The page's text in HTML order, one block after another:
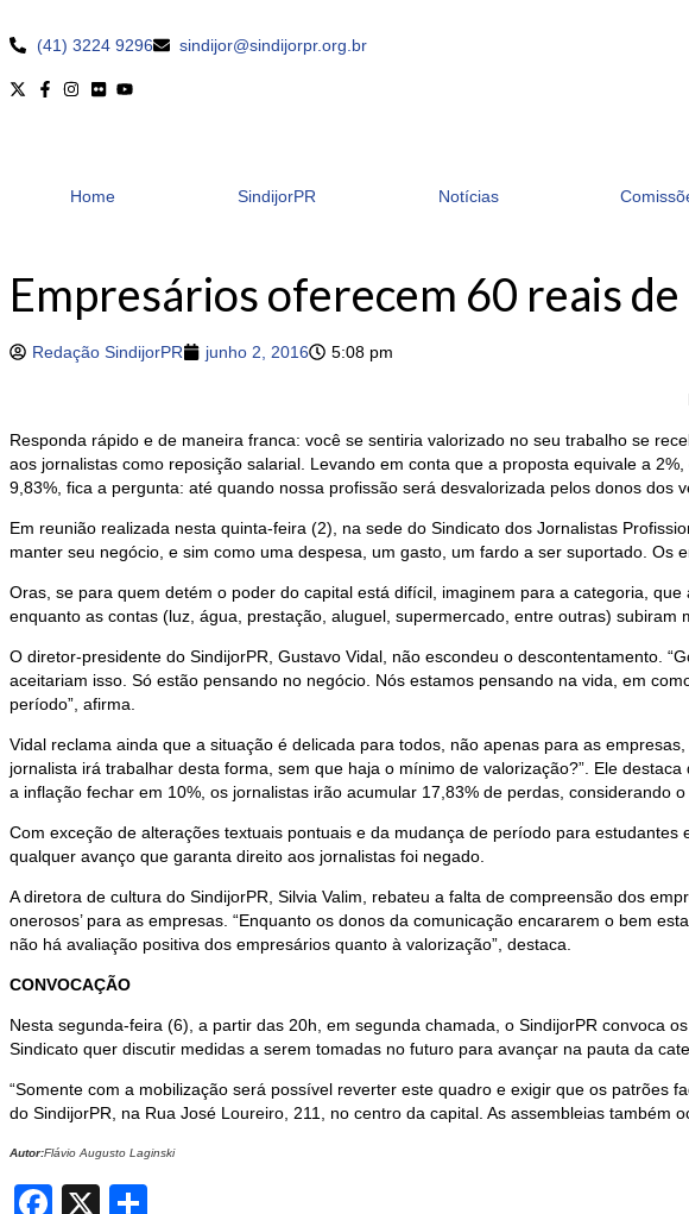
(41) 3224 9296 sindijor@sindijorpr.org.br
Home SindijorPR Notícias
Empresários oferecem 60 reais
Redação SindijorPR junho 2, 2016 5:08 pm
Responda rápido e de maneira franca: você se sentiria valorizado no seu trabalho se
aos jornalistas como reposição salarial. Levando em conta que a proposta equivale a
9,83%, fica a pergunta: até quando nossa profissão será desvalorizada pelos donos dos
Em reunião realizada nesta quinta-feira (2), na sede do Sindicato dos Jornalistas
manter seu negócio, e sim como uma despesa, um gasto, um fardo a ser suportado. Os
Oras, se para quem detém o poder do capital está difícil, imaginem para a categoria,
enquanto as contas (luz, água, prestação, aluguel, supermercado, entre outras) subiram
O diretor-presidente do SindijorPR, Gustavo Vidal, não escondeu o descontentamento.
aceitariam isso. Só estão pensando no negócio. Nós estamos pensando na vida, em
período”, afirma.
Vidal reclama ainda que a situação é delicada para todos, não apenas para as
jornalista irá trabalhar desta forma, sem que haja o mínimo de valorização?”. Ele
a inflação fechar em 10%, os jornalistas irão acumular 17,83% de perdas, considerando
Com exceção de alterações textuais pontuais e da mudança de período para
qualquer avanço que garanta direito aos jornalistas foi negado.
A diretora de cultura do SindijorPR, Silvia Valim, rebateu a falta de compreensão dos
onerosos’ para as empresas. “Enquanto os donos da comunicação encararem o bem
não há avaliação positiva dos empresários quanto à valorização”, destaca.
CONVOCAÇÃO
Nesta segunda-feira (6), a partir das 20h, em segunda chamada, o SindijorPR convoca
Sindicato quer discutir medidas a serem tomadas no futuro para avançar na pauta da
“Somente com a mobilização será possível reverter este quadro e exigir que os patrões
do SindijorPR, na Rua José Loureiro, 211, no centro da capital. As assembleias
Autor:Flávio Augusto Laginski
Facebook
X